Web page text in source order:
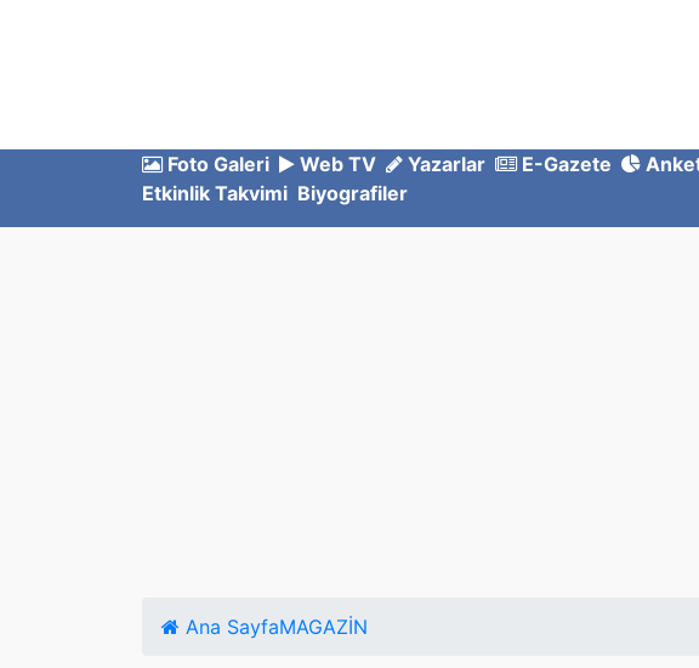
Foto Galeri
Web TV Yazarlar E-Gazete
Etkinlik Takvimi Biyografiler
Ana SayfaMAGAZİN